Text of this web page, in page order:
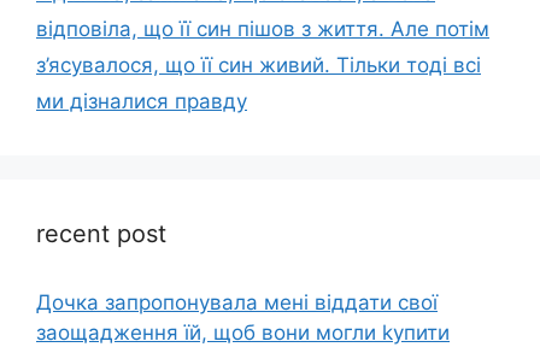
відповіла, що її син пішов з життя. Але потім
з’ясувалося, що її син живий. Тільки тоді всі
ми дізналися правду
recent post
Дочка запpопонувала мені віддати свої
заощадження їй, щоб вони могли kупити